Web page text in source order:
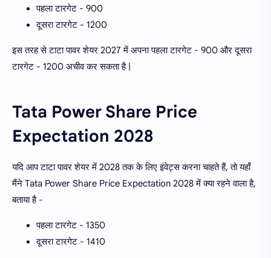
पहला टारगेट - 900
दूसरा टारगेट - 1200
इस तरह से टाटा पावर शेयर 2027 में अपना पहला टारगेट - 900 और दूसरा
टारगेट - 1200 अचीव कर सकता है |
Tata Power Share Price
Expectation 2028
यदि आप टाटा पावर शेयर में 2028 तक के लिए इंवेट्स करना चाहते हैं, तो यहाँ
मैंने Tata Power Share Price Expectation 2028 में क्या रहने वाला है,
बताया है -
पहला टारगेट - 1350
दूसरा टारगेट - 1410